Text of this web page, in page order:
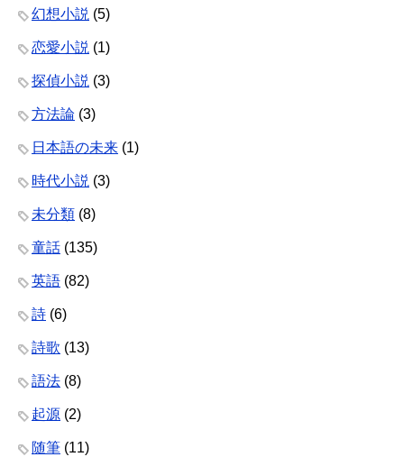
幻想小説 (5)
恋愛小説 (1)
探偵小説 (3)
方法論 (3)
日本語の未来 (1)
時代小説 (3)
未分類 (8)
童話 (135)
英語 (82)
詩 (6)
詩歌 (13)
語法 (8)
起源 (2)
随筆 (11)